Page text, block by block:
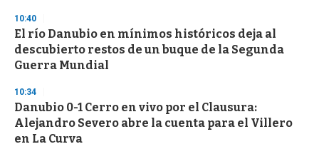
10:40
El río Danubio en mínimos históricos deja al
descubierto restos de un buque de la Segunda
Guerra Mundial
10:34
Danubio 0-1 Cerro en vivo por el Clausura:
Alejandro Severo abre la cuenta para el Villero
en La Curva